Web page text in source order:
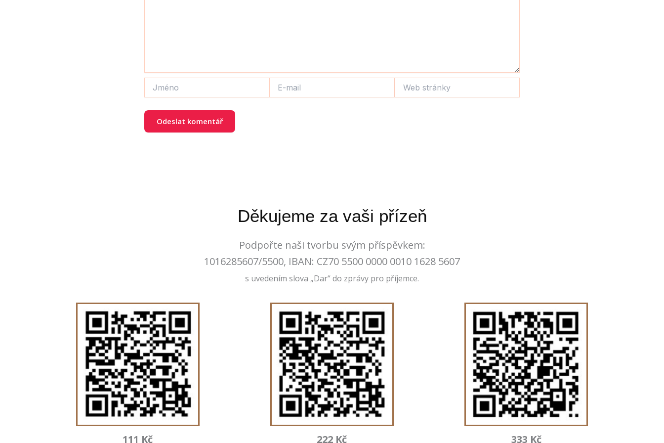
mail
stránky
Děkujeme za vaši přízeň
Podpořte naši tvorbu svým příspěvkem:
1016285607/5500, IBAN: CZ70 5500 0000 0010 1628 5607
s uvedením slova „Dar“ do zprávy pro příjemce.
111 Kč 222 Kč 333 Kč